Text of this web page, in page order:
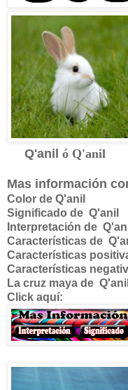
Q'anil ó
Mas información
Color de Q'anil
Significado de Q'anil
Interpretación de
Características de
Características
Características
La cruz maya de Q'anil
Click aquí: